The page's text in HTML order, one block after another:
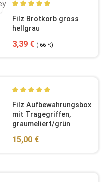
Durchschnittliche
Filz Brotkorb gross
hellgrau
Verkaufspreis:
3,39 € Regulärer Preis:
(-66 %)
Durchschnittliche
Filz Aufbewahrungsbox
mit Tragegriffen,
graumeliert/grün
Regulärer Preis:
15,00 €